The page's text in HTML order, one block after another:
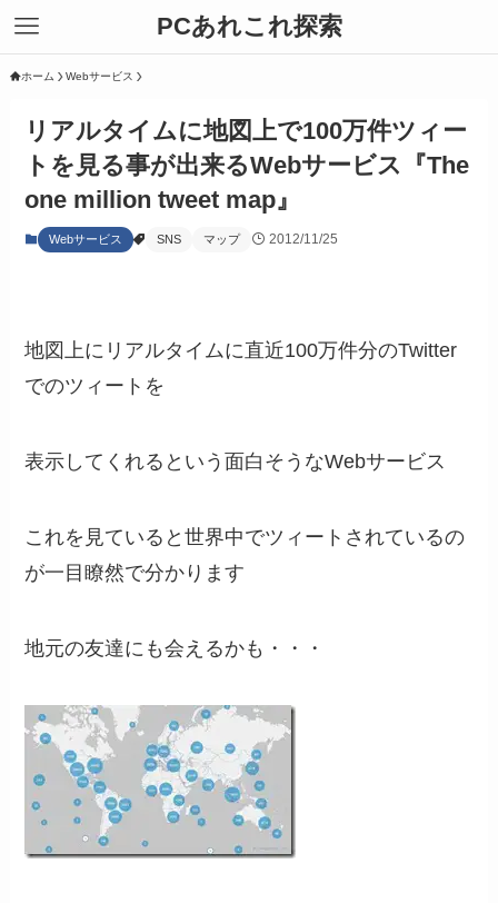
PCあれこれ探索
ホーム Webサービス
リアルタイムに地図上で100万件ツィー
トを見る事が出来るWebサービス『The
one million tweet map』
Webサービス SNS マップ 2012/11/25
地図上にリアルタイムに直近100万件分のTwitter
でのツィートを
表示してくれるという面白そうなWebサービス
これを見ていると世界中でツィートされているの
が一目瞭然で分かります
地元の友達にも会えるかも・・・